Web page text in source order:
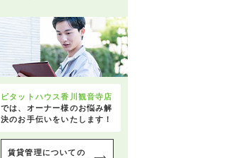
ピタットハウス香川観音寺店
では、オーナー様のお悩み解
決のお手伝いをいたします！
賃貸管理についての